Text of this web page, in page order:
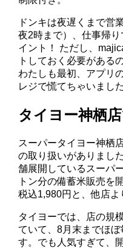
ドンキは夜遅くまで営
夜2時まで）、仕事帰
イント！ ただし、
トしておく必要がある
わたしも最初、アプリ
レジで慌てちゃいまし
タイヨー神栖
スーパータイヨー神栖
の取り扱いがありまし
舗展開しているスーパ
トン分の備蓄米販売を
税込1,980円と、他店よ
タイヨーでは、店の規
ていて、8月末までほ
す。でも人気すぎて、